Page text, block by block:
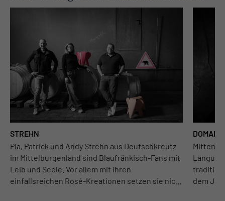
STREHN
Pia, Patrick und Andy Strehn aus Deutschkreutz
im Mittelburgenland sind Blaufränkisch-Fans mit
Leib und Seele. Vor allem mit ihren
einfallsreichen Rosé-Kreationen setzen sie nicht
Mitten
dem